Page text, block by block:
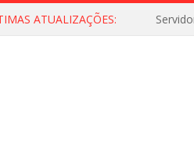
ATUALIZAÇÕES: